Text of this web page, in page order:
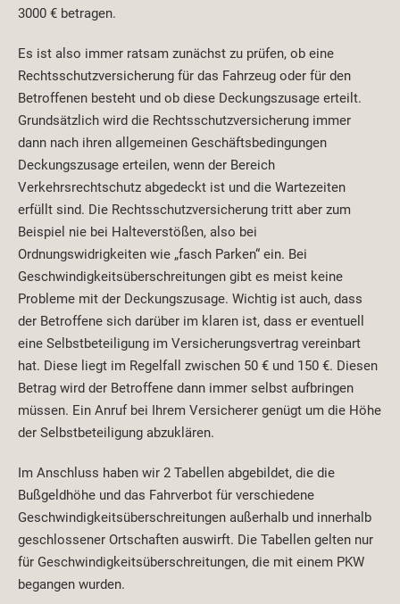
3000 € betragen.
Es ist also immer ratsam zunächst zu prüfen, ob eine
Rechtsschutzversicherung für das Fahrzeug oder für den
Betroffenen besteht und ob diese Deckungszusage erteilt.
Grundsätzlich wird die Rechtsschutzversicherung immer
dann nach ihren allgemeinen Geschäftsbedingungen
Deckungszusage erteilen, wenn der Bereich
Verkehrsrechtschutz abgedeckt ist und die Wartezeiten
erfüllt sind. Die Rechtsschutzversicherung tritt aber zum
Beispiel nie bei Halteverstößen, also bei
Ordnungswidrigkeiten wie „fasch Parken“ ein. Bei
Geschwindigkeitsüberschreitungen gibt es meist keine
Probleme mit der Deckungszusage. Wichtig ist auch, dass
der Betroffene sich darüber im klaren ist, dass er eventuell
eine Selbstbeteiligung im Versicherungsvertrag vereinbart
hat. Diese liegt im Regelfall zwischen 50 € und 150 €. Diesen
Betrag wird der Betroffene dann immer selbst aufbringen
müssen. Ein Anruf bei Ihrem Versicherer genügt um die Höhe
der Selbstbeteiligung abzuklären.
Im Anschluss haben wir 2 Tabellen abgebildet, die die
Bußgeldhöhe und das Fahrverbot für verschiedene
Geschwindigkeitsüberschreitungen außerhalb und innerhalb
geschlossener Ortschaften auswirft. Die Tabellen gelten nur
für Geschwindigkeitsüberschreitungen, die mit einem PKW
begangen wurden.